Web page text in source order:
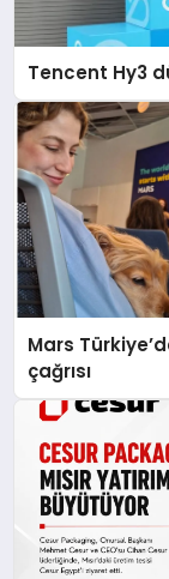
Tencent Hy3
Mars
çağrısı